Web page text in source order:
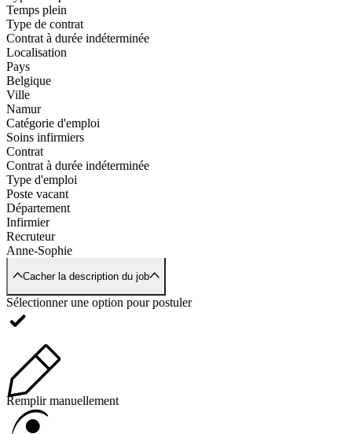
Temps plein
Type de contrat
Contrat à durée indéterminée
Localisation
Pays
Belgique
Ville
Namur
Catégorie d'emploi
Soins infirmiers
Contrat
Contrat à durée indéterminée
Type d'emploi
Poste vacant
Département
Infirmier
Recruteur
Anne-Sophie
Cacher la description du job
Sélectionner une option pour postuler
Remplir manuellement